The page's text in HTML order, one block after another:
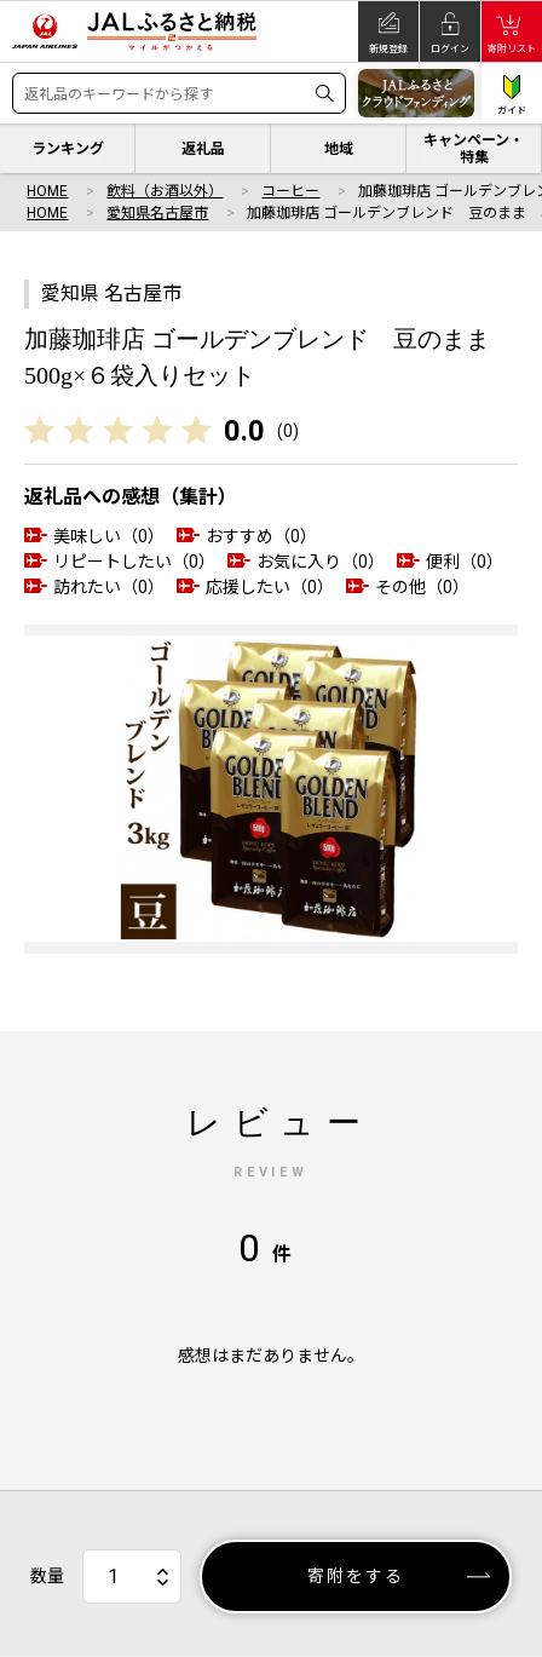
新規登録 ログイン 寄附リスト
ガイド
ランキング 返礼品 地域
キャンペーン・
特集
HOME 飲料（お酒以外） コーヒー
加藤珈琲店 ゴールデンブ
HOME
愛知県名古屋市 加藤珈琲店 ゴールデンブレンド 豆のまま
愛知県 名古屋市
加藤珈琲店 ゴールデンブレンド 豆のまま
500g×６袋入りセット
0.0 (0)
返礼品への感想（集計）
美味しい（0）
おすすめ（0）
リピートしたい（0）
お気に入り（0）
便利（0）
訪れたい（0）
応援したい（0） その他（0）
レビュー
REVIEW
0 件
感想はまだありません。
数量 寄附をする